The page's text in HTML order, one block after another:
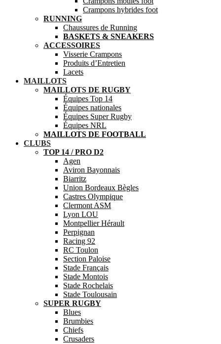
Crampons hybrides foot
RUNNING
Chaussures de Running
BASKETS & SNEAKERS
ACCESSOIRES
Visserie Crampons
Produits d’Entretien
Lacets
MAILLOTS
MAILLOTS DE RUGBY
Équipes Top 14
Équipes nationales
Équipes Super Rugby
Équipes NRL
MAILLOTS DE FOOTBALL
CLUBS
TOP 14 / PRO D2
Agen
Aviron Bayonnais
Biarritz
Union Bordeaux Bègles
Castres Olympique
Clermont ASM
Lyon LOU
Montpellier Hérault
Perpignan
Racing 92
RC Toulon
Section Paloise
Stade Français
Stade Montois
Stade Rochelais
Stade Toulousain
SUPER RUGBY
Blues
Brumbies
Chiefs
Crusaders